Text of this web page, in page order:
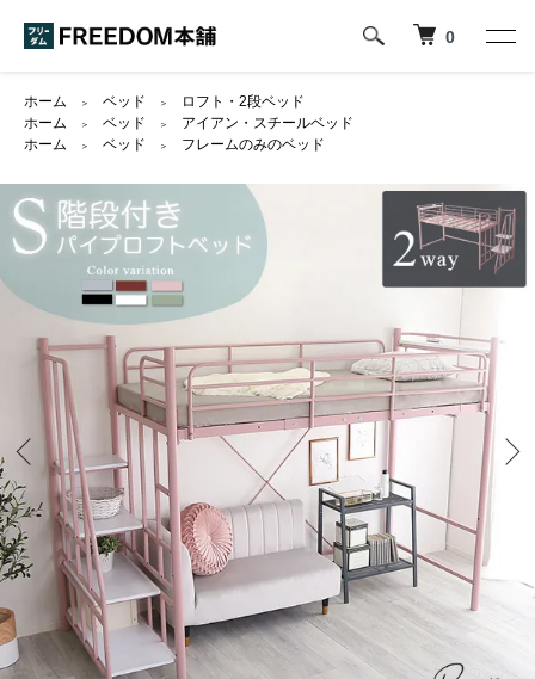
0
ホーム ＞ ベッド ＞
ロフト・2段ベッド
ホーム
＞ ベッド ＞
アイアン・スチールベッド
ホーム
＞ ベッド ＞ フレームのみのベッド